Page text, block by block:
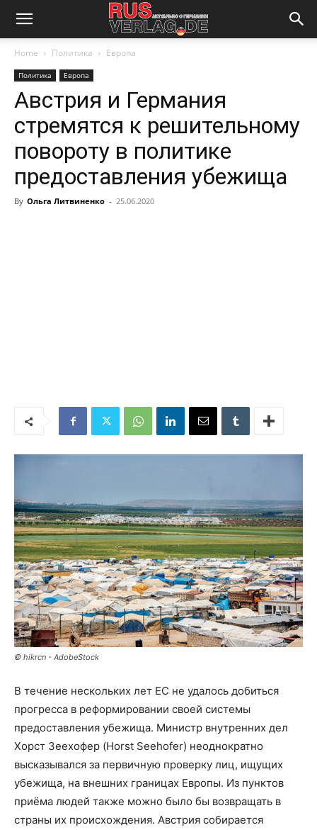
Home Политика Европа
Политика Европа
Австрия и Германия
стремятся к решительному
повороту в политике
предоставления убежища
By Ольга Литвиненко - 25.06.2020
© hikrcn - AdobeStock
В течение нескольких лет ЕС не удалось добиться
прогресса в реформировании своей системы
предоставления убежища. Министр внутренних дел
Хорст Зеехофер (Horst Seehofer) неоднократно
высказывался за первичную проверку лиц, ищущих
убежища, на внешних границах Европы. Из пунктов
приёма людей также можно было бы возвращать в
страны их происхождения. Австрия собирается